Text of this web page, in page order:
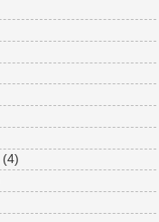
(4)